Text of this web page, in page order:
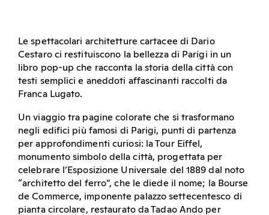
Le spettacolari architetture cartacee di Dario
Cestaro ci restituiscono la bellezza di Parigi in un
libro pop-up che racconta la storia della città con
testi semplici e aneddoti affascinanti raccolti da
Franca Lugato.
Un viaggio tra pagine colorate che si trasformano
negli edifici più famosi di Parigi, punti di partenza
per approfondimenti curiosi: la Tour Eiffel,
monumento simbolo della città, progettata per
celebrare l’Esposizione Universale del 1889 dal noto
“architetto del ferro”, che le diede il nome; la Bourse
de Commerce, imponente palazzo settecentesco di
pianta circolare, restaurato da Tadao Ando per